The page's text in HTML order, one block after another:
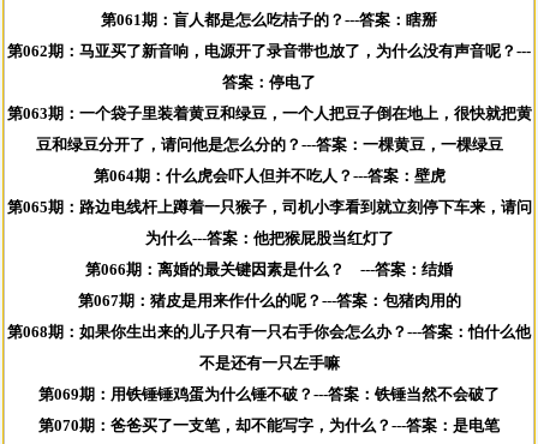
第061期：盲人都是怎么吃桔子的？---答案：瞎掰
第062期：马亚买了新音响，电源开了录音带也放了，为什么没有声音呢？---
答案：停电了
第063期：一个袋子里装着黄豆和绿豆，一个人把豆子倒在地上，很快就把黄
豆和绿豆分开了，请问他是怎么分的？---答案：一棵黄豆，一棵绿豆
第064期：什么虎会吓人但并不吃人？---答案：壁虎
第065期：路边电线杆上蹲着一只猴子，司机小李看到就立刻停下车来，请问
为什么---答案：他把猴屁股当红灯了
第066期：离婚的最关键因素是什么？ ---答案：结婚
第067期：猪皮是用来作什么的呢？---答案：包猪肉用的
第068期：如果你生出来的儿子只有一只右手你会怎么办？---答案：怕什么他
不是还有一只左手嘛
第069期：用铁锤锤鸡蛋为什么锤不破？---答案：铁锤当然不会破了
第070期：爸爸买了一支笔，却不能写字，为什么？---答案：是电笔